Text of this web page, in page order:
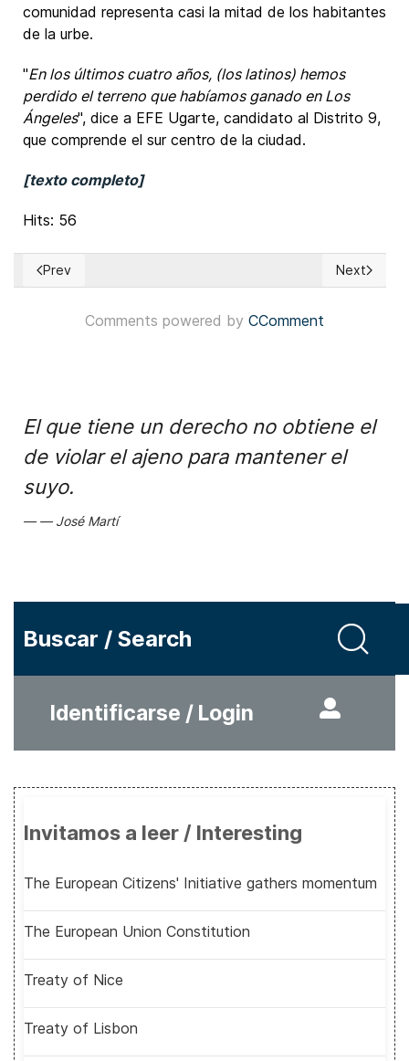
comunidad representa casi la mitad de los habitantes
de la urbe.
"En los últimos cuatro años, (los latinos) hemos
perdido el terreno que habíamos ganado en Los
Ángeles", dice a EFE Ugarte, candidato al Distrito 9,
que comprende el sur centro de la ciudad.
[texto completo]
Hits: 56
Previous article: Venezuela: Edmundo González Urrutia
Prev Next
Next
Comments powered by CComment
El que tiene un derecho no obtiene el
de violar el ajeno para mantener el
suyo.
José Martí
Buscar / Search
Identificarse / Login
Invitamos a leer / Interesting
The European Citizens' Initiative gathers momentum
The European Union Constitution
Treaty of Nice
Treaty of Lisbon